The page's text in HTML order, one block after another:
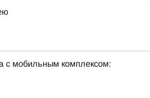
с мобильным комплексом: